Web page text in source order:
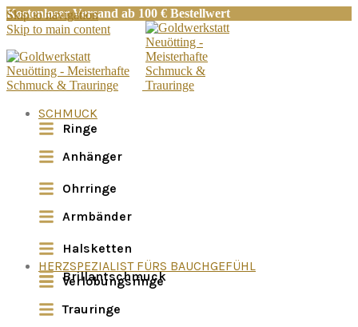
Skip to navigation
Skip to main content
Kostenloser Versand ab 100 € Bestellwert
SCHMUCK
Ringe
Anhänger
Ohrringe
Armbänder
Halsketten
Brillantschmuck
HERZSPEZIALIST FÜRS BAUCHGEFÜHL
Verlobungsringe
Trauringe